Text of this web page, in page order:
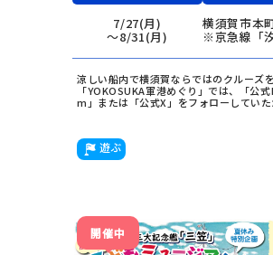
7/27(月)
〜8/31(月)
横須賀市本
※京急線「
賀線「横須
徒歩約15分
涼しい船内で横須賀ならではのクルーズ
「YOKOSUKA軍港めぐり」では、「公
m」または「公式X」をフォローしてい
すでにフォローしていただいている方は、
入時に画面を見せていただくだけでOK！
遊ぶ
開催中